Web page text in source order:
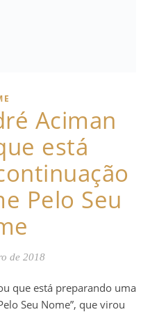
Aciman
está
Pelo Seu
de 2018
Seu Nome”, que virou